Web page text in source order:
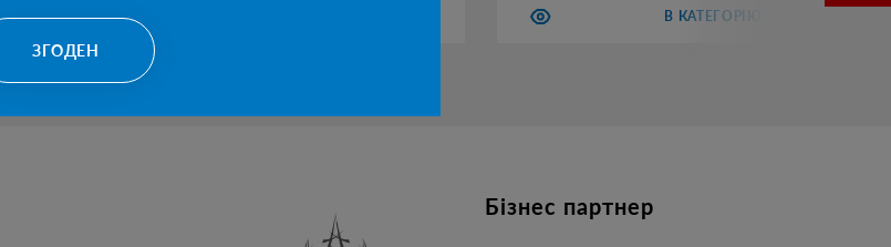
ЗГОДЕН
В КАТЕГОРІЮ В КАТЕГОРІЮ
Бізнес партнер